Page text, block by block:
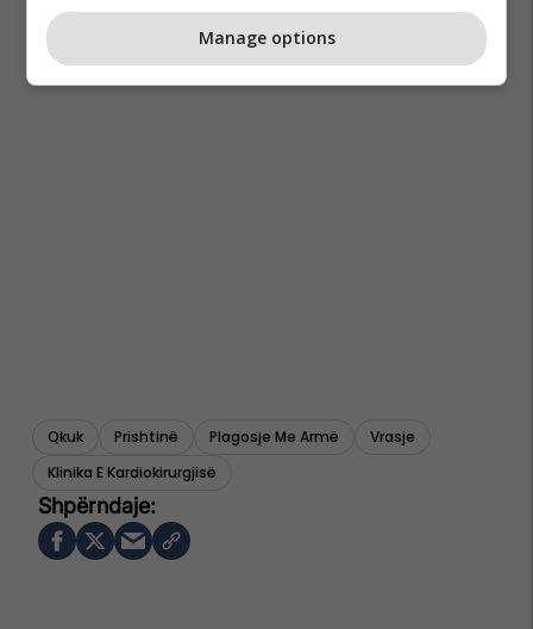
Qkuk Prishtinë Plagosje Me Armë
Vrasje
Klinika E Kardiokirurgjisë
Manage options